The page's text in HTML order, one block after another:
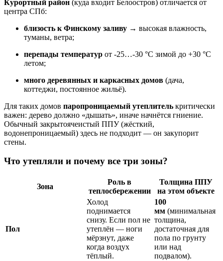
Курортный район (куда входит Белоостров) отличается от
центра СПб:
близость к Финскому заливу → высокая влажность,
туманы, ветра;
перепады температур от -25…-30 °C зимой до +30 °C
летом;
много деревянных и каркасных домов (дача,
коттеджи, постоянное жильё).
Для таких домов паропроницаемый утеплитель критически
важен: дерево должно «дышать», иначе начнётся гниение.
Обычный закрытоячеистый ППУ (жёсткий,
водонепроницаемый) здесь не подходит — он закупорит
стены.
Что утепляли и почему все три зоны?
Зона
Роль в
теплосбережении
Толщина ППУ
на этом объекте
Пол
Холод
поднимается
снизу. Если пол не
утеплён — ноги
мёрзнут, даже
когда воздух
тёплый.
100
мм (минимальная
толщина,
достаточная для
пола по грунту
или над
подвалом).